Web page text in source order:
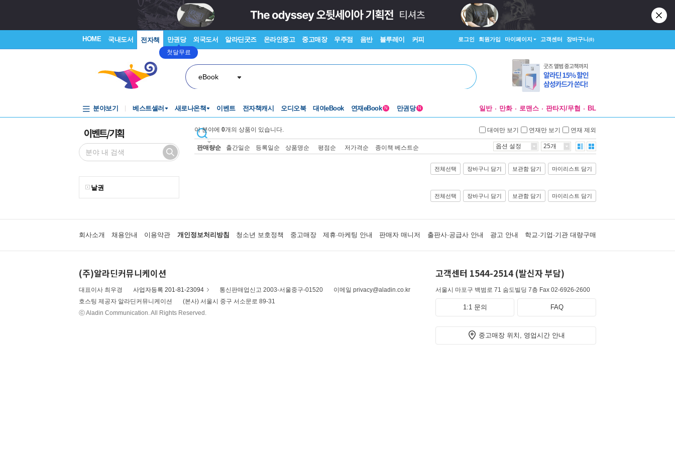
HOME 국내도서 전자책 만권당
첫달무료
외국도서 알라딘굿즈 온라인중고 중고매장 우주점 음반 블루레이 커피 로그인 회원가입 마이페이지 고객센터 장바구니(0)
eBook
분야보기 베스트셀러 새로나온책 이벤트 전자책캐시 오디오북 대여eBook 연재eBook N 만권당 N 일반 만화 로맨스 판타지/무협 BL
이벤트/기획
낱권
이 분야에 0개의 상품이 있습니다. 대여만 보기 연재만 보기 연재 제외
판매량순 출간일순 등록일순 상품명순 평점순 저가격순 종이책 베스트순 옵션 설정 25개
전체선택 장바구니 담기 보관함 담기 마이리스트 담기
전체선택 장바구니 담기 보관함 담기 마이리스트 담기
회사소개 채용안내 이용약관 개인정보처리방침 청소년 보호정책 중고매장 제휴·마케팅 안내 판매자 매니저 출판사·공급사 안내 광고 안내 학교·기업·기관 대량구매
(주)알라딘커뮤니케이션
대표이사 최우경 사업자등록 201-81-23094 통신판매업신고 2003-서울중구-01520
이메일 privacy@aladin.co.kr
호스팅 제공자 알라딘커뮤니케이션
(본사) 서울시 중구 서소문로 89-31
ⓒ Aladin Communication. All Rights Reserved.
고객센터 1544-2514 (발신자 부담)
서울시 마포구 백범로 71 숨도빌딩 7층 Fax 02-6926-2600
1:1 문의 FAQ
중고매장 위치, 영업시간 안내